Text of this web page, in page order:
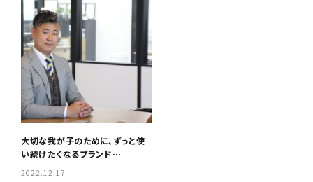
大切な我が子のために、ずっと使
い続けたくなるブランド
2022.12.17